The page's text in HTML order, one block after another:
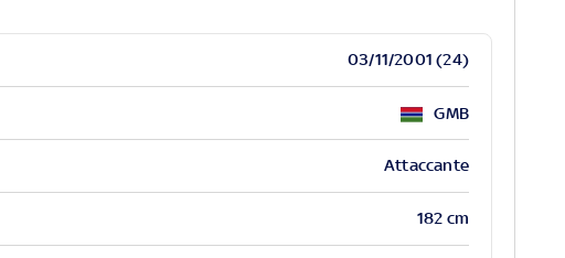
03/11/2001 (24)
GMB
Attaccante
182 cm